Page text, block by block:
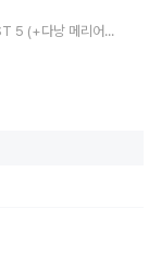
연차 쓰고 가기 좋은 동남아 여행지 BEST 5 (+다낭 메리어트 숙박권 이벤트)